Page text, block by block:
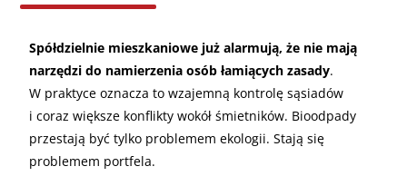
Spółdzielnie mieszkaniowe już alarmują, że nie mają
narzędzi do namierzenia osób łamiących zasady.
W praktyce oznacza to wzajemną kontrolę sąsiadów
i coraz większe konflikty wokół śmietników. Bioodpady
przestają być tylko problemem ekologii. Stają się
problemem portfela.